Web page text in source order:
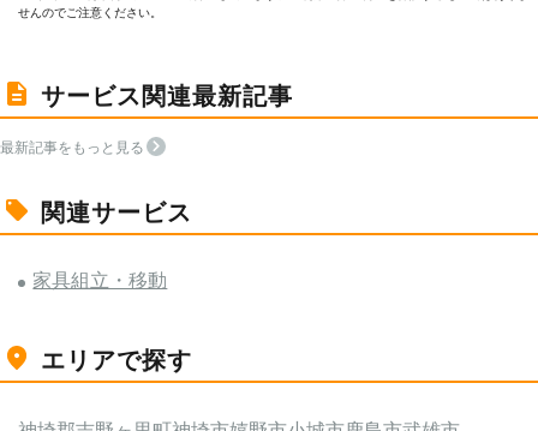
せんのでご注意ください。
サービス関連最新記事
最新記事をもっと見る
関連サービス
家具組立・移動
エリアで探す